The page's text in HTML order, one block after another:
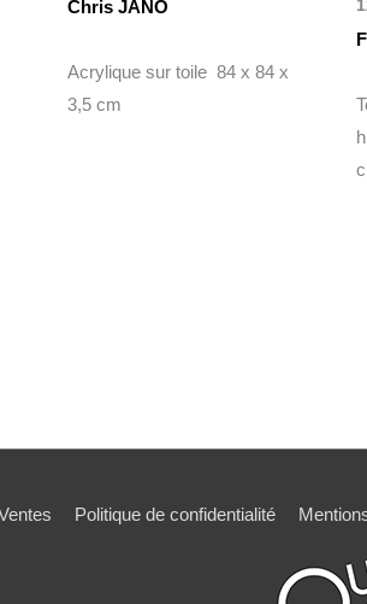
Chris JANO
Acrylique sur toile 84 x 84 x
3,5 cm
Politique de confidentialité